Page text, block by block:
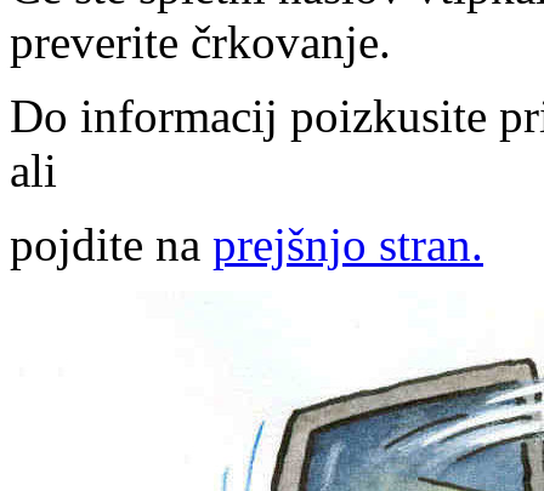
preverite črkovanje.
Do informacij poizkusite
ali
pojdite na prejšnjo stran.